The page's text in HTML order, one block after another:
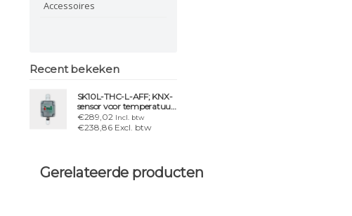
Accessoires
Recent bekeken
SK10L-THC-L-AFF; KNX-
sensor voor temperatuur,
vocht en licht
€289,02 Incl. btw
€238,86 Excl. btw
Gerelateerde producten